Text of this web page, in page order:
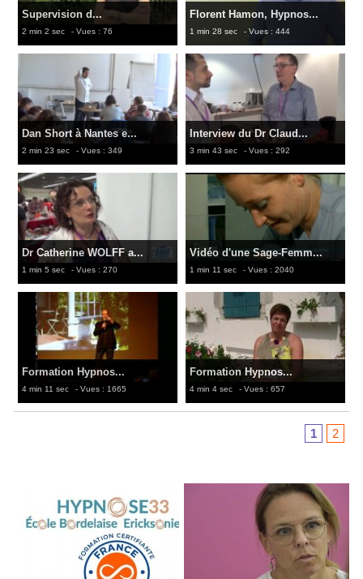
Supervision d...
2 min 2 sec - Vues : 76
Florent Hamon, Hypnos...
1 min 28 sec - Vues : 444
Dan Short à Nantes e...
2 min 23 sec - Vues : 349
Interview du Dr Claud...
3 min 43 sec - Vues : 292
Dr Catherine WOLFF a...
1 min 5 sec - Vues : 270
Vidéo d'une Sage-Femm...
1 min 11 sec - Vues : 2040
Formation Hypnos...
4 min 11 sec - Vues : 1665
Formation Hypnos...
4 min 4 sec - Vues : 657
1 2